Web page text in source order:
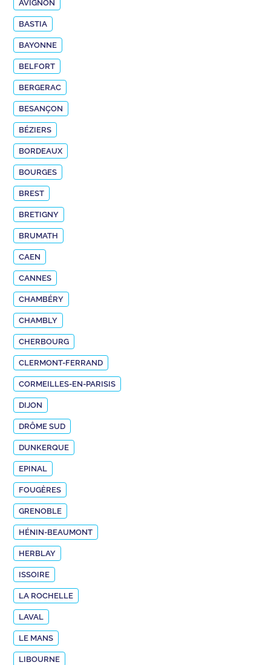
AVIGNON
BASTIA
BAYONNE
BELFORT
BERGERAC
BESANÇON
BÉZIERS
BORDEAUX
BOURGES
BREST
BRETIGNY
BRUMATH
CAEN
CANNES
CHAMBÉRY
CHAMBLY
CHERBOURG
CLERMONT-FERRAND
CORMEILLES-EN-PARISIS
DIJON
DRÔME SUD
DUNKERQUE
EPINAL
FOUGÈRES
GRENOBLE
HÉNIN-BEAUMONT
HERBLAY
ISSOIRE
LA ROCHELLE
LAVAL
LE MANS
LIBOURNE